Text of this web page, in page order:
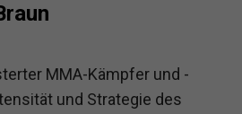
MMA-Kämpfer und -
und Strategie des